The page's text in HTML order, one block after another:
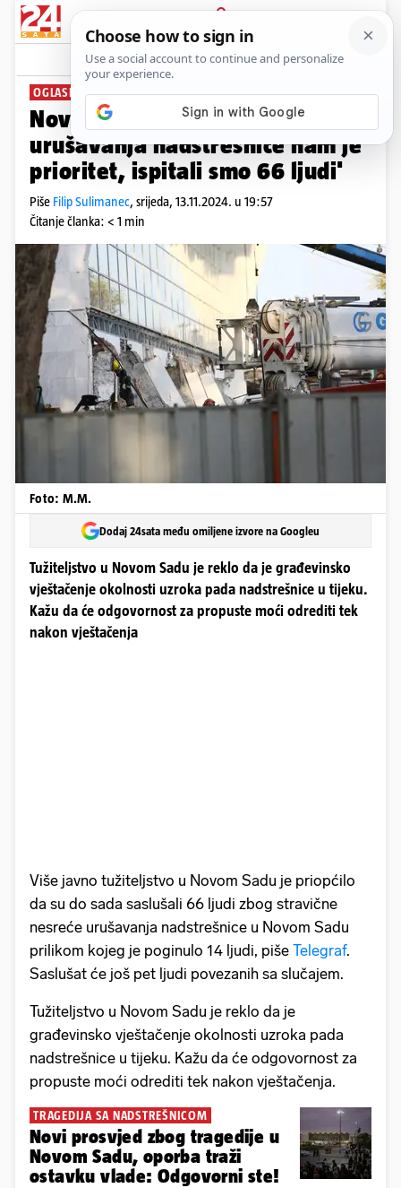
PRIJAVA
News Komentari
OGLASILO SE TUŽITELJSTVO
Novosadsko tužiteljstvo: 'Slučaj
urušavanja nadstrešnice nam je
prioritet, ispitali smo 66 ljudi'
Piše Filip Sulimanec, srijeda, 13.11.2024. u 19:57
Čitanje članka: < 1 min
Foto: M.M.
Dodaj 24sata među omiljene izvore na Googleu
Tužiteljstvo u Novom Sadu je reklo da je građevinsko
vještačenje okolnosti uzroka pada nadstrešnice u tijeku.
Kažu da će odgovornost za propuste moći odrediti tek
nakon vještačenja
Više javno tužiteljstvo u Novom Sadu je priopćilo
da su do sada saslušali 66 ljudi zbog stravične
nesreće urušavanja nadstrešnice u Novom Sadu
prilikom kojeg je poginulo 14 ljudi, piše Telegraf.
Saslušat će još pet ljudi povezanih sa slučajem.
Tužiteljstvo u Novom Sadu je reklo da je
građevinsko vještačenje okolnosti uzroka pada
nadstrešnice u tijeku. Kažu da će odgovornost za
propuste moći odrediti tek nakon vještačenja.
TRAGEDIJA SA NADSTREŠNICOM
Novi prosvjed zbog tragedije u
Novom Sadu, oporba traži
ostavku vlade: Odgovorni ste!